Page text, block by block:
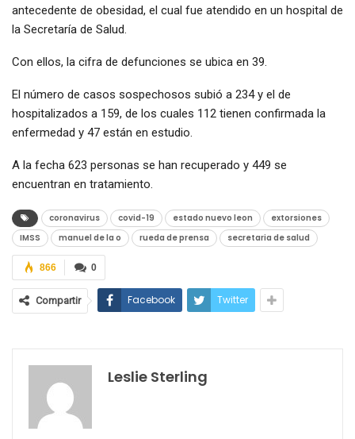
antecedente de obesidad, el cual fue atendido en un hospital de
la Secretaría de Salud.
Con ellos, la cifra de defunciones se ubica en 39.
El número de casos sospechosos subió a 234 y el de
hospitalizados a 159, de los cuales 112 tienen confirmada la
enfermedad y 47 están en estudio.
A la fecha 623 personas se han recuperado y 449 se
encuentran en tratamiento.
coronavirus covid-19 estado nuevo leon
extorsiones
IMSS
manuel de la o rueda de prensa secretaria de salud
0
866
Compartir Facebook Twitter
Leslie Sterling